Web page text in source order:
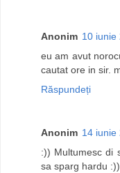
Anonim 10 iunie
eu am avut
cautat ore in sir.
Răspundeți
Anonim 14 iunie
:)) Multumesc di
sa sparg hardu